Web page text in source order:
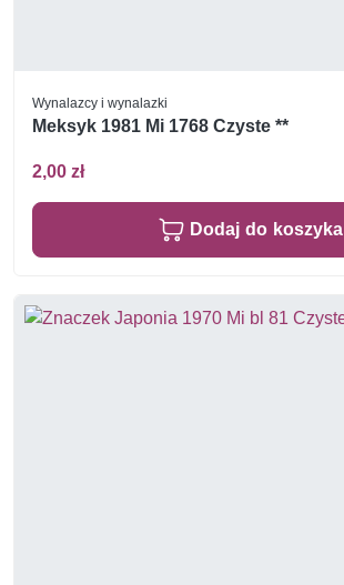
Wynalazcy i wynalazki
Meksyk 1981 Mi 1768 Czyste **
2,00 zł
Dodaj do koszyka